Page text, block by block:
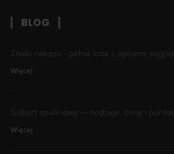
BLOG
Znaki nakazu - pełna lista z opisem,
Więcej
Gokart spalinowy — rodzaje, ceny i
Więcej